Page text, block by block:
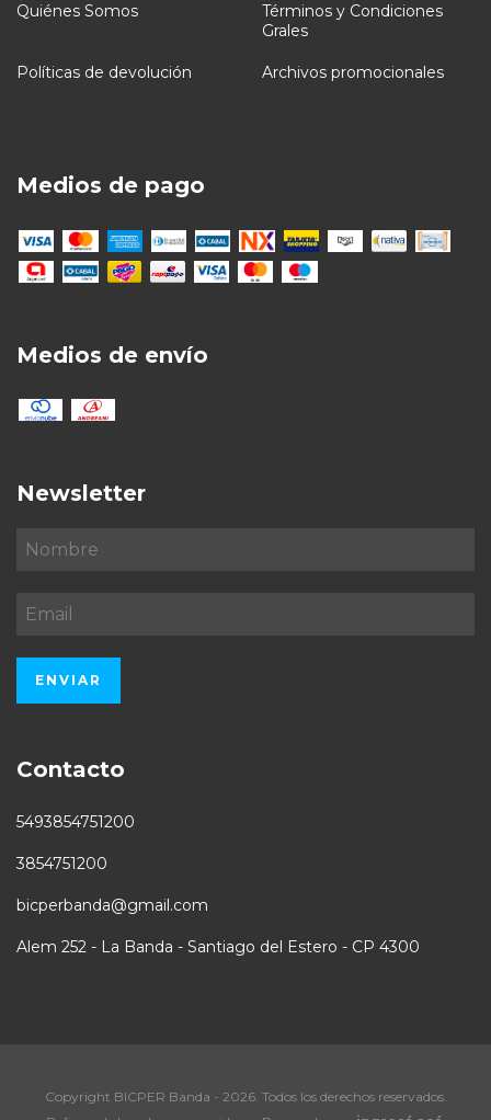
Quiénes Somos
Términos y Condiciones
Grales
Políticas de devolución Archivos promocionales
Medios de pago
Medios de envío
Newsletter
Contacto
5493854751200
3854751200
bicperbanda@gmail.com
Alem 252 - La Banda - Santiago del Estero - CP 4300
Copyright BICPER Banda - 2026. Todos los derechos reservados.